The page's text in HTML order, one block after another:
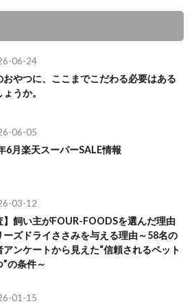
06-24
おやつに、ここまでこだわる必要はある
うか。
06-05
6月楽天スーパーSALE情報
03-12
】飼い主がFOUR-FOODSを選んだ理由
ーズドライささみを与える理由～58名の
アンケートから見えた“信頼されるペット
”の条件～
01-15